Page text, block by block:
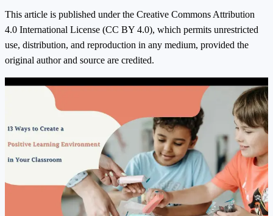
This article is published under the Creative Commons Attribution
4.0 International License (CC BY 4.0), which permits unrestricted
use, distribution, and reproduction in any medium, provided the
original author and source are credited.